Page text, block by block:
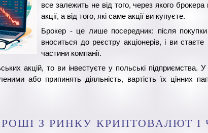
все залежить не від того, через якого брокера
акції, а від того, які саме акції ви купуєте.
Брокер - це лише посередник: після
вноситься до реєстру акціонерів, і ви
частини компанії.
акцій, то ви інвестуєте у польські підприємства.
або припинять діяльність, вартість їх цінних
З РИНКУ КРИПТОВАЛЮТ І